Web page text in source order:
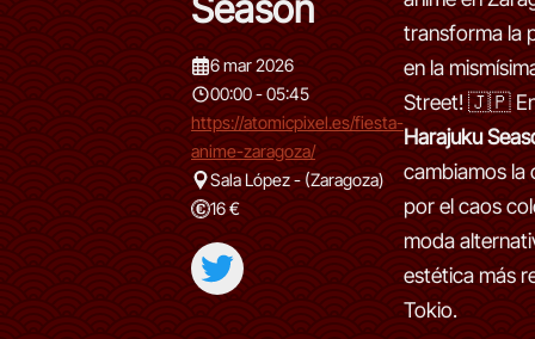
6 mar 2026
00:00 - 05:45
https://atomicpixel.es/fiesta-
anime-zaragoza/
Sala López - (Zaragoza)
16 €
transforma la
en la
Street! 🇯🇵
Harajuku
cambiamos la
por el caos
moda
estética más
Tokio.